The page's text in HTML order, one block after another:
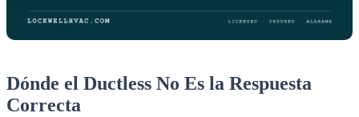
Dónde el Ductless No Es la Respuesta
Correcta